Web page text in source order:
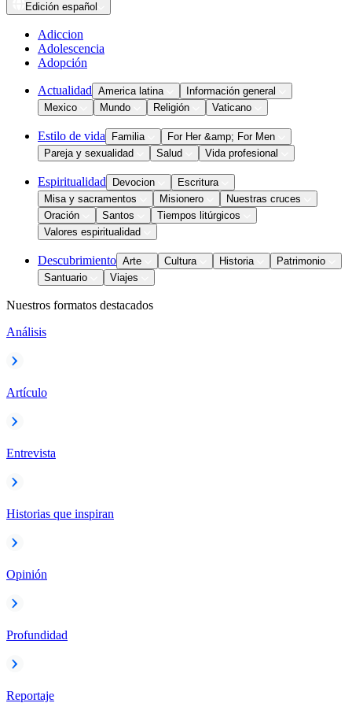
Edición español
Adiccion
Adolescencia
Adopción
Actualidad America latina
Información general
Mexico
Mundo Religión Vaticano
Estilo de vida Familia
For Her &amp; For Men
Pareja y sexualidad
Salud Vida profesional
Espiritualidad Devocion
Escritura
Misa y sacramentos
Misionero
Nuestras cruces
Oración
Santos
Tiempos litúrgicos
Valores espiritualidad
Descubrimiento Arte Cultura Historia
Patrimonio
Santuario
Viajes
Nuestros formatos destacados
Análisis
Artículo
Entrevista
Historias que inspiran
Opinión
Profundidad
Reportaje